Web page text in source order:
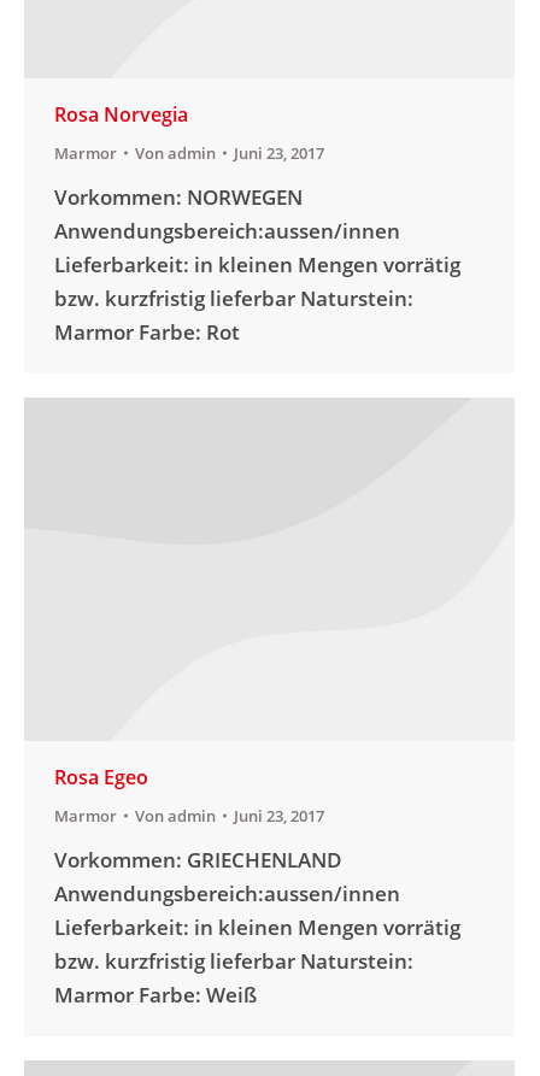
Rosa Norvegia
Marmor Vonadmin Juni 23, 2017
Vorkommen: NORWEGEN
Anwendungsbereich:aussen/innen
Lieferbarkeit: in kleinen Mengen vorrätig
bzw. kurzfristig lieferbar Naturstein:
Marmor Farbe: Rot
Rosa Egeo
Marmor Vonadmin Juni 23, 2017
Vorkommen: GRIECHENLAND
Anwendungsbereich:aussen/innen
Lieferbarkeit: in kleinen Mengen vorrätig
bzw. kurzfristig lieferbar Naturstein:
Marmor Farbe: Weiß